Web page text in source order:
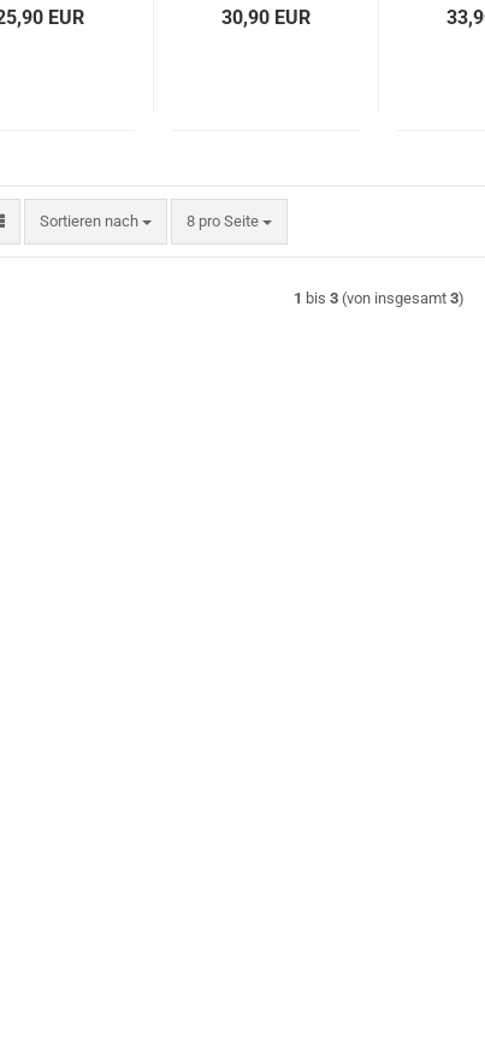
EUR 30,90 EUR
Sortieren nach
Sortieren nach 8 pro Seite
pro Seite
1 bis 3 (von insgesamt 3)